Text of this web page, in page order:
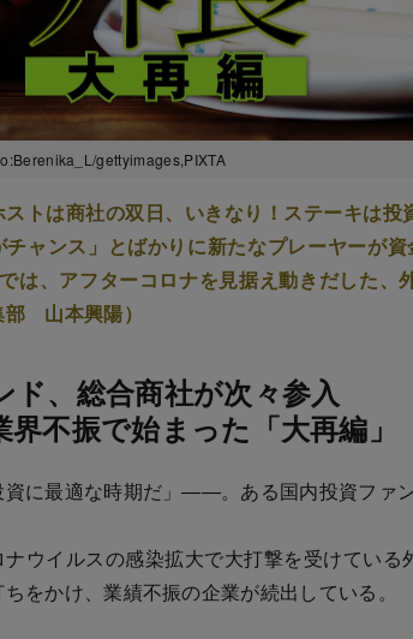
gettyimages,PIXTA
ストは商社の双日、いきなり！ステーキは
チャンス」とばかりに新たなプレーヤーが
は、アフターコロナを見据え動きだした
部 山本興陽）
ド、総合商社が次々参入
界不振で始まった「大再編」
資に最適な時期だ」――。ある国内投資ファ
ウイルスの感染拡大で大打撃を受けてい
をかけ、業績不振の企業が続出している。